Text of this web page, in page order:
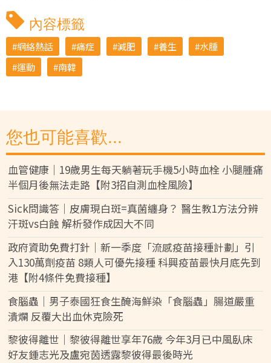
內容標籤
網絡熱話 痛症 減肥 養生
水腫
運動
南韓
您也可能喜歡...
血管健康｜19歲男生每天躺著玩手機5小時血栓 小腿腫痛
半個月後無法走路【附3招自測血栓風險】
Sick問識答｜皮膚現白斑=真菌纏身？ 醫生教1方法分辨
汗斑vs白蝕 解析發作成因大不同
政府資助免費打針｜新一季度「流感疫苗接種計劃」引
入130萬劑疫苗 8類人可優先接種 科興疫苗最快月底先到
港【附4條件免費接種】
食腦蟲｜男子泰國狂食生醃海鮮染「食腦蟲」腸道嚴重
潰爛 反覆大出血休克險死
黎彼得離世｜黎彼得離世享年76歲 今年3月已中風臥床
好友鍾志光及盧宛茵透露黎彼得最後時光